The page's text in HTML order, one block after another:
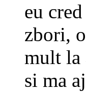
eu
zbori,
mult la
si ma